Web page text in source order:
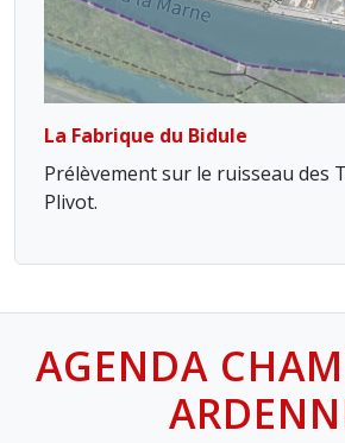
La Fabrique du Bidule
Prélèvement sur le ruisseau des
Plivot.
AGENDA